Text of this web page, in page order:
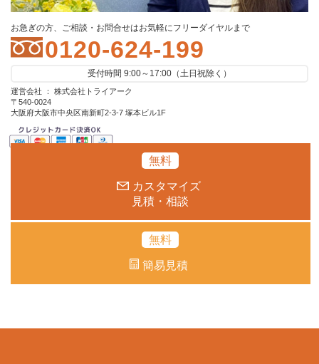
お急ぎの方、ご相談・お問合せはお気軽にフリーダイヤルまで
運営会社 ： 株式会社トライアーク
〒540-0024
大阪府大阪市中央区南新町2-3-7 塚本ビル1F
0120-624-199
受付時間 9:00～17:00（土日祝除く）
無料
カスタマイズ
見積・相談
無料
簡易見積